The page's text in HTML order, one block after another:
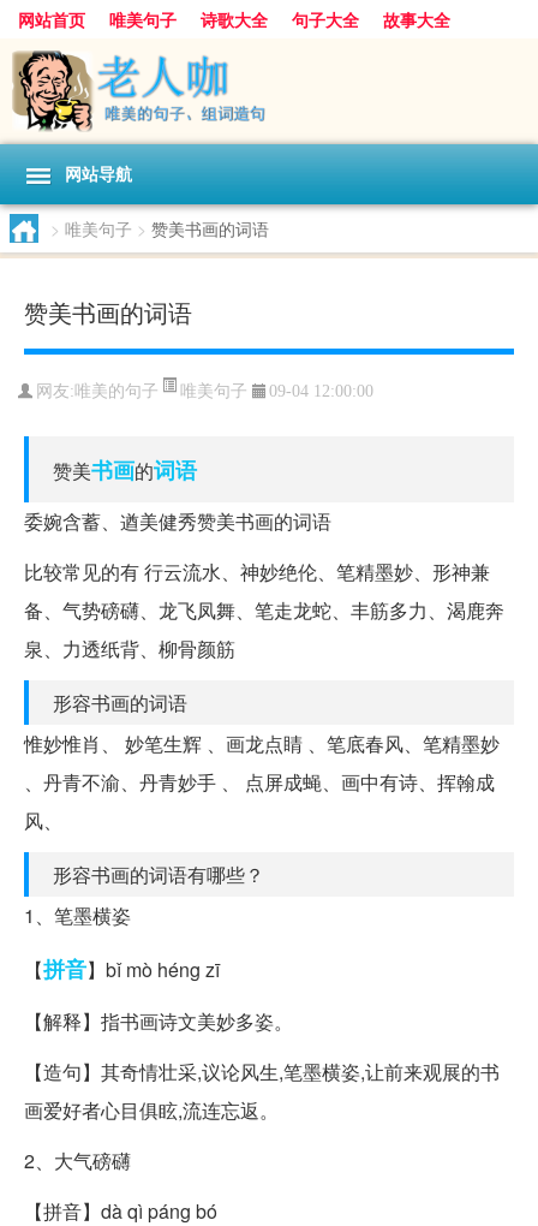
网站首页 唯美句子 诗歌大全 句子大全
故事大全
人生感悟
其他美文 美文欣赏
感人故事
句子分类
网站导航
> 唯美句子 > 赞美书画的词语
赞美书画的词语
网友: 唯美的句子 唯美句子 09-04 12:00:00
赞美书画的词语
委婉含蓄、遒美健秀赞美书画的词语
比较常见的有 行云流水、神妙绝伦、笔精墨妙、形神兼
备、气势磅礴、龙飞凤舞、笔走龙蛇、丰筋多力、渴鹿奔
泉、力透纸背、柳骨颜筋
形容书画的词语
惟妙惟肖、 妙笔生辉 、画龙点睛 、笔底春风、笔精墨妙
、丹青不渝、丹青妙手 、 点屏成蝇、画中有诗、挥翰成
风、
形容书画的词语有哪些？
1、笔墨横姿
【拼音】bǐ mò héng zī
【解释】指书画诗文美妙多姿。
【造句】其奇情壮采,议论风生,笔墨横姿,让前来观展的书
画爱好者心目俱眩,流连忘返。
2、大气磅礴
【拼音】dà qì páng bó